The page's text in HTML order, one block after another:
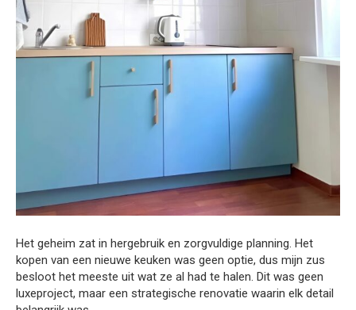
Het geheim zat in hergebruik en zorgvuldige planning. Het
kopen van een nieuwe keuken was geen optie, dus mijn zus
besloot het meeste uit wat ze al had te halen. Dit was geen
luxeproject, maar een strategische renovatie waarin elk detail